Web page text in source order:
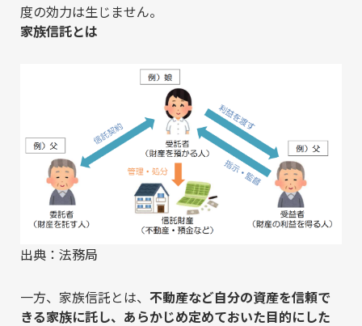
度の効力は生じません。
家族信託とは
出典：法務局
一方、家族信託とは、 不動産など自分の資産を信頼で
きる家族に託し、あらかじめ定めておいた目的にした